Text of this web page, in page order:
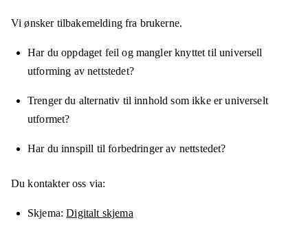
Vi ønsker tilbakemelding fra brukerne.
Har du oppdaget feil og mangler knyttet til universell
utforming av nettstedet?
Trenger du alternativ til innhold som ikke er universelt
utformet?
Har du innspill til forbedringer av nettstedet?
Du kontakter oss via:
Skjema Digitalt skjema